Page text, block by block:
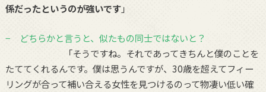
係だったというのが強いです」
− どちらかと言うと、似たもの同士ではないと？
「そうですね。それであってきちんと僕のことを
たててくれるんです。僕は思うんですが、30歳を超えてフィー
リングが合って補い合える女性を見つけるのって物凄い低い確